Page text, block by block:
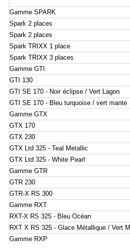
Gamme SPARK
Spark 2 places
Spark 2 places
Spark TRIXX 1 place
Spark TRIXX 3 places
Gamme GTI
GTI 130
GTI SE 170 - Noir éclipse / Vert Lagon
GTI SE 170 - Bleu turquoise / vert mante
Gamme GTX
GTX 170
GTX 230
GTX Ltd 325 - Teal Metallic
GTX Ltd 325 - White Pearl
Gamme GTR
GTR 230
GTR-X RS 300
Gamme RXT
RXT-X RS 325 - Bleu Océan
RXT X RS 325 - Glace Métallique / Vert
Gamme RXP